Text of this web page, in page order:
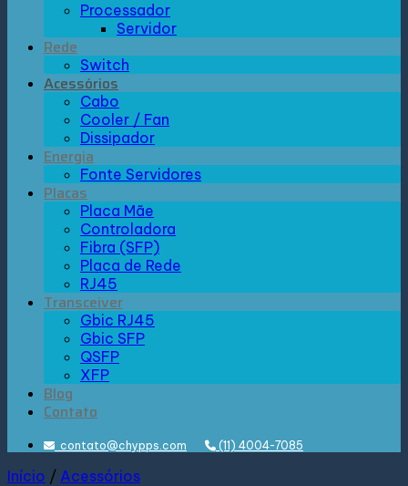
Processador
Servidor
Rede
Switch
Acessórios
Cabo
Cooler / Fan
Dissipador
Energia
Fonte Servidores
Placas
Placa Mãe
Controladora
Fibra (SFP)
Placa de Rede
RJ45
Transceiver
Gbic RJ45
Gbic SFP
QSFP
XFP
Blog
Contato
contato@chypps.com (11) 4004-7085
Início / Acessórios